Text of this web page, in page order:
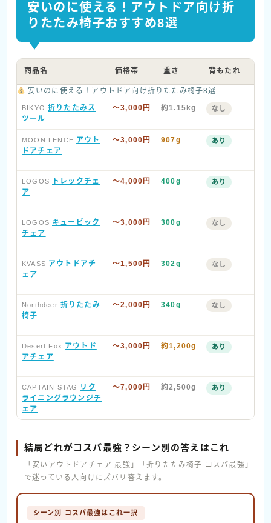
安いのに使える！アウトドア向け折
りたたみ椅子おすすめ8選
商品名 価格帯 重さ 背もたれ
安いのに使える！アウトドア向け折りたたみ椅子8選
BIKYO 折りたたみス
ツール
〜3,000円 約1.15kg なし
MOON LENCE アウト
ドアチェア
〜3,000円 907g あり
LOGOS
トレックチェ
ア
〜4,000円 400g あり
LOGOS キュービック
チェア
〜3,000円 300g なし
KVASS アウトドアチ
ェア
〜1,500円 302g なし
Northdeer 折りたたみ
椅子
〜2,000円 340g なし
Desert Fox アウトド
アチェア
〜3,000円 約1,200g あり
CAPTAIN STAG
リク
ライニングラウンジチ
ェア
〜7,000円 約2,500g あり
結局どれがコスパ最強？シーン別の答えはこれ
「安いアウトドアチェア 最強」「折りたたみ椅子 コスパ最強」
で迷っている人向けにズバリ答えます。
シーン別 コスパ最強はこれ一択